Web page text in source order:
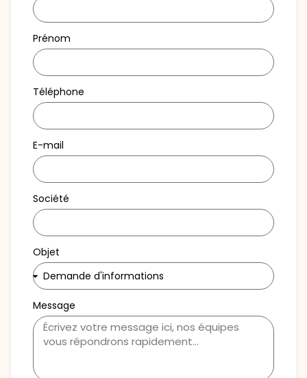
Prénom
Téléphone
E-mail
Société
Objet
Message